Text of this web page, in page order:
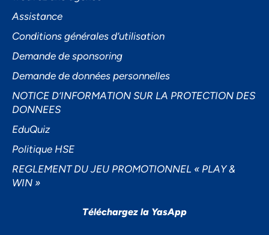
Assistance
Conditions générales d’utilisation
Demande de sponsoring
Demande de données personnelles
NOTICE D’INFORMATION SUR LA PROTECTION DES
DONNEES
EduQuiz
Politique HSE
REGLEMENT DU JEU PROMOTIONNEL « PLAY &
WIN »
Téléchargez la YasApp
Préférences